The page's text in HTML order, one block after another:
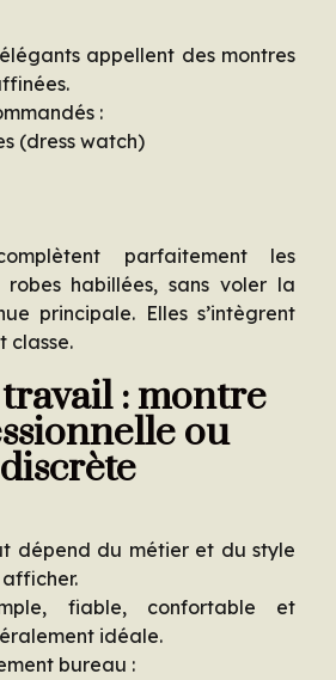
appellent des montres
:
(dress watch)
parfaitement les
robes habillées, sans voler la
principale. Elles s’intègrent
classe.
: montre
ou
discrète
dépend du métier et du style
afficher.
fiable, confortable et
idéale.
bureau :